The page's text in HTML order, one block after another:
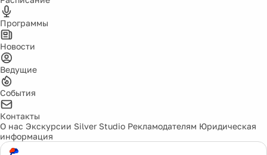
Программы
Новости
Ведущие
События
Контакты
О нас Экскурсии Silver Studio Рекламодателям Юридическая
информация